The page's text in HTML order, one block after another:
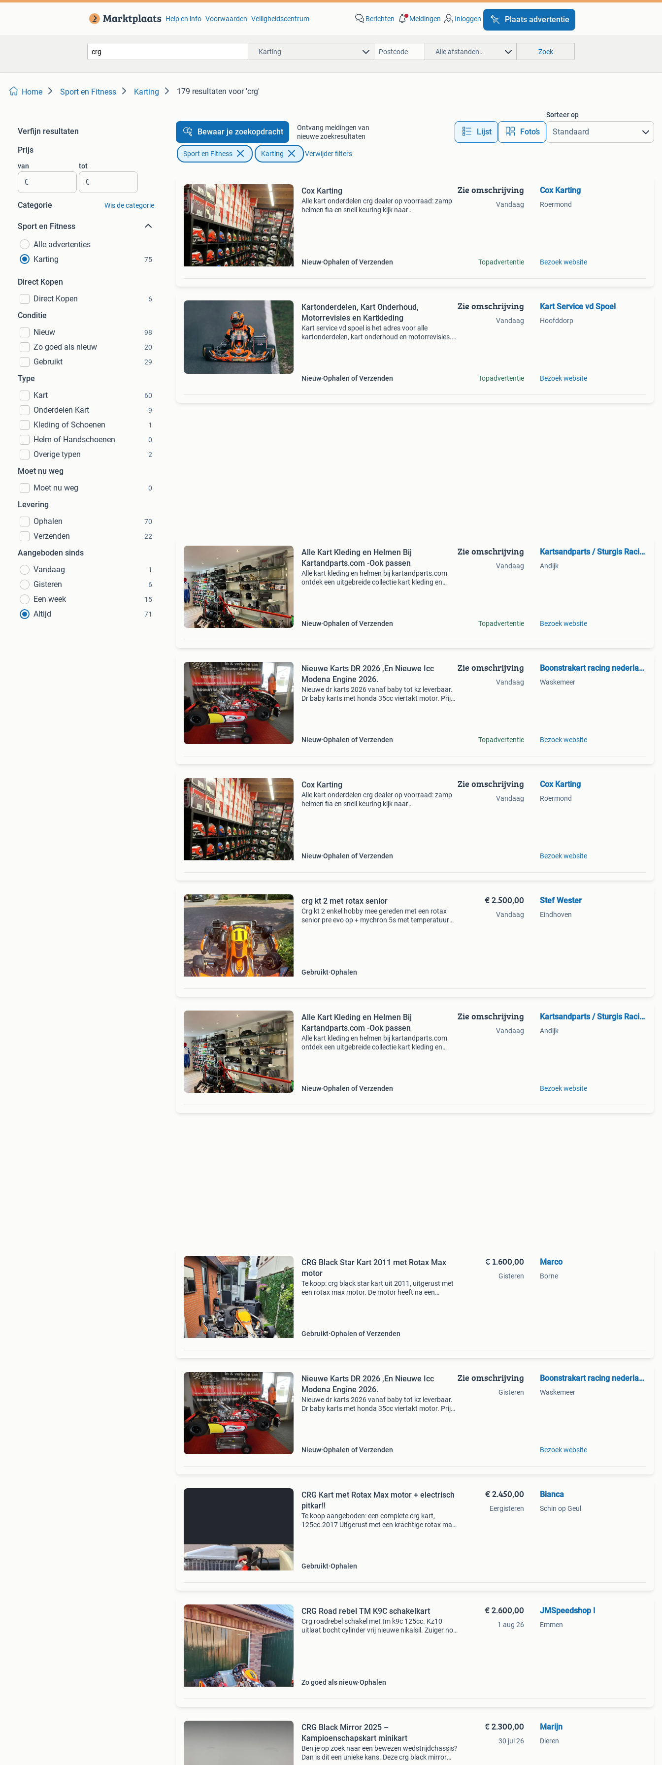
Help en info Voorwaarden Veiligheidscentrum Berichten Meldingen Inloggen Plaats advertentie
Karting Alle afstanden… Zoek
Home Sport en Fitness Karting 179 resultaten voor 'crg'
Verfijn resultaten
Prijs
van
€
tot
€
Categorie Wis de categorie
Sport en Fitness
Alle advertenties
Karting
75
Direct Kopen
Direct Kopen
6
Conditie
Nieuw
98
Zo goed als nieuw 20
Gebruikt 29
Type
Kart
60
Onderdelen Kart 9
Kleding of Schoenen 1
Helm of Handschoenen 0
Overige typen 2
Moet nu weg
Moet nu weg
0
Levering
Ophalen
70
Verzenden 22
Aangeboden sinds
Vandaag
1
Gisteren 6
Een week 15
Altijd 71
Bewaar je zoekopdracht
Ontvang meldingen van
nieuwe zoekresultaten
Lijst Foto’s
Sorteer op
Sport en Fitness Karting Verwijder filters
Cox Karting
Alle kart onderdelen crg dealer op voorraad: zamp
helmen fia en snell keuring kijk naar
Nieuw Ophalen of Verzenden
Zie omschrijving
Vandaag
Topadvertentie
Cox Karting
Roermond
Bezoek website
Kartonderdelen, Kart Onderhoud,
Motorrevisies en Kartkleding
Kart service vd spoel is het adres voor alle
kartonderdelen, kart onderhoud en motorrevisies.
Nieuw Ophalen of Verzenden
Zie omschrijving
Vandaag
Topadvertentie
Kart Service vd Spoel
Hoofddorp
Bezoek website
Alle Kart Kleding en Helmen Bij
Kartandparts.com -Ook passen
Alle kart kleding en helmen bij kartandparts.com
ontdek een uitgebreide collectie kart kleding en
Nieuw Ophalen of Verzenden
Zie omschrijving
Vandaag
Topadvertentie
Kartsandparts / Sturgis Racing
Andijk
Bezoek website
Nieuwe Karts DR 2026 ,En Nieuwe Icc
Modena Engine 2026.
Nieuwe dr karts 2026 vanaf baby tot kz leverbaar.
Dr baby karts met honda 35cc viertakt motor. Prijs
Nieuw Ophalen of Verzenden
Zie omschrijving
Vandaag
Topadvertentie
Boonstrakart racing nederland.
Waskemeer
Bezoek website
Cox Karting
Alle kart onderdelen crg dealer op voorraad: zamp
helmen fia en snell keuring kijk naar
Nieuw Ophalen of Verzenden
Zie omschrijving
Vandaag
Cox Karting
Roermond
Bezoek website
crg kt 2 met rotax senior
Crg kt 2 enkel hobby mee gereden met een rotax
senior pre evo op + mychron 5s met temperatuur
Gebruikt Ophalen
€ 2.500,00
Vandaag
Stef Wester
Eindhoven
Alle Kart Kleding en Helmen Bij
Kartandparts.com -Ook passen
Alle kart kleding en helmen bij kartandparts.com
ontdek een uitgebreide collectie kart kleding en
Nieuw Ophalen of Verzenden
Zie omschrijving
Vandaag
Kartsandparts / Sturgis Racing
Andijk
Bezoek website
CRG Black Star Kart 2011 met Rotax Max
motor
Te koop: crg black star kart uit 2011, uitgerust met
een rotax max motor. De motor heeft na een
Gebruikt Ophalen of Verzenden
€ 1.600,00
Gisteren
Marco
Borne
Nieuwe Karts DR 2026 ,En Nieuwe Icc
Modena Engine 2026.
Nieuwe dr karts 2026 vanaf baby tot kz leverbaar.
Dr baby karts met honda 35cc viertakt motor. Prijs
Nieuw Ophalen of Verzenden
Zie omschrijving
Gisteren
Boonstrakart racing nederland.
Waskemeer
Bezoek website
CRG Kart met Rotax Max motor + electrisch
pitkar!!
Te koop aangeboden: een complete crg kart,
125cc.2017 Uitgerust met een krachtige rotax max
Gebruikt Ophalen
€ 2.450,00
Eergisteren
Bianca
Schin op Geul
CRG Road rebel TM K9C schakelkart
Crg roadrebel schakel met tm k9c 125cc. Kz10
uitlaat bocht cylinder vrij nieuwe nikalsil. Zuiger nog
Zo goed als nieuw Ophalen
€ 2.600,00
1 aug 26
JMSpeedshop !
Emmen
CRG Black Mirror 2025 –
Kampioenschapskart minikart
Ben je op zoek naar een bewezen wedstrijdchassis?
Dan is dit een unieke kans. Deze crg black mirror
€ 2.300,00
30 jul 26
Marijn
Dieren